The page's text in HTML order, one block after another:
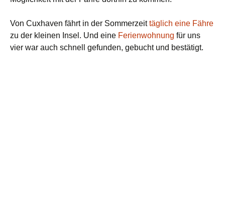
Von Cuxhaven fährt in der Sommerzeittäglich eine Fähre
zu der kleinen Insel. Und eine Ferienwohnung für uns
vier war auch schnell gefunden, gebucht und bestätigt.